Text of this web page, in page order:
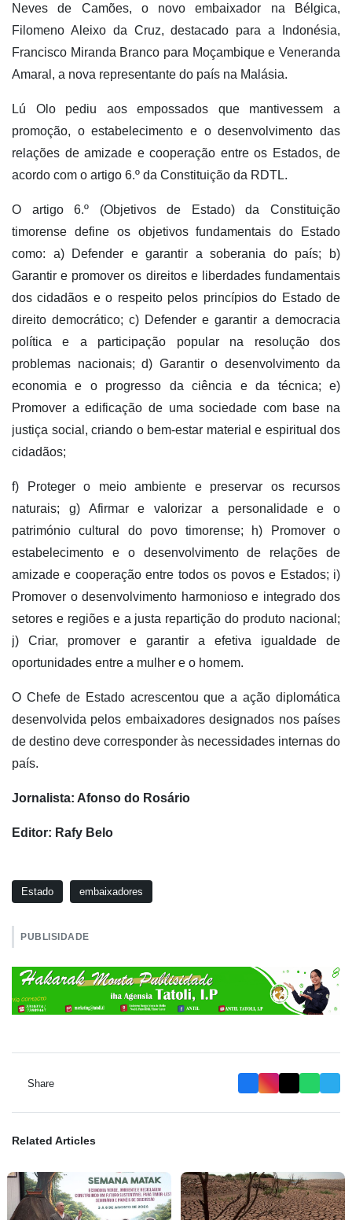
Neves de Camões, o novo embaixador na Bélgica,
Filomeno Aleixo da Cruz, destacado para a Indonésia,
Francisco Miranda Branco para Moçambique e Veneranda
Amaral, a nova representante do país na Malásia.
Lú Olo pediu aos empossados que mantivessem a
promoção, o estabelecimento e o desenvolvimento das
relações de amizade e cooperação entre os Estados, de
acordo com o artigo 6.º da Constituição da RDTL.
O artigo 6.º (Objetivos de Estado) da Constituição
timorense define os objetivos fundamentais do Estado
como: a) Defender e garantir a soberania do país; b)
Garantir e promover os direitos e liberdades fundamentais
dos cidadãos e o respeito pelos princípios do Estado de
direito democrático; c) Defender e garantir a democracia
política e a participação popular na resolução dos
problemas nacionais; d) Garantir o desenvolvimento da
economia e o progresso da ciência e da técnica; e)
Promover a edificação de uma sociedade com base na
justiça social, criando o bem-estar material e espiritual dos
cidadãos;
f) Proteger o meio ambiente e preservar os recursos
naturais; g) Afirmar e valorizar a personalidade e o
património cultural do povo timorense; h) Promover o
estabelecimento e o desenvolvimento de relações de
amizade e cooperação entre todos os povos e Estados; i)
Promover o desenvolvimento harmonioso e integrado dos
setores e regiões e a justa repartição do produto nacional;
j) Criar, promover e garantir a efetiva igualdade de
oportunidades entre a mulher e o homem.
O Chefe de Estado acrescentou que a ação diplomática
desenvolvida pelos embaixadores designados nos países
de destino deve corresponder às necessidades internas do
país.
Jornalista: Afonso do Rosário
Editor: Rafy Belo
Estado embaixadores
PUBLISIDADE
Share
Related Articles